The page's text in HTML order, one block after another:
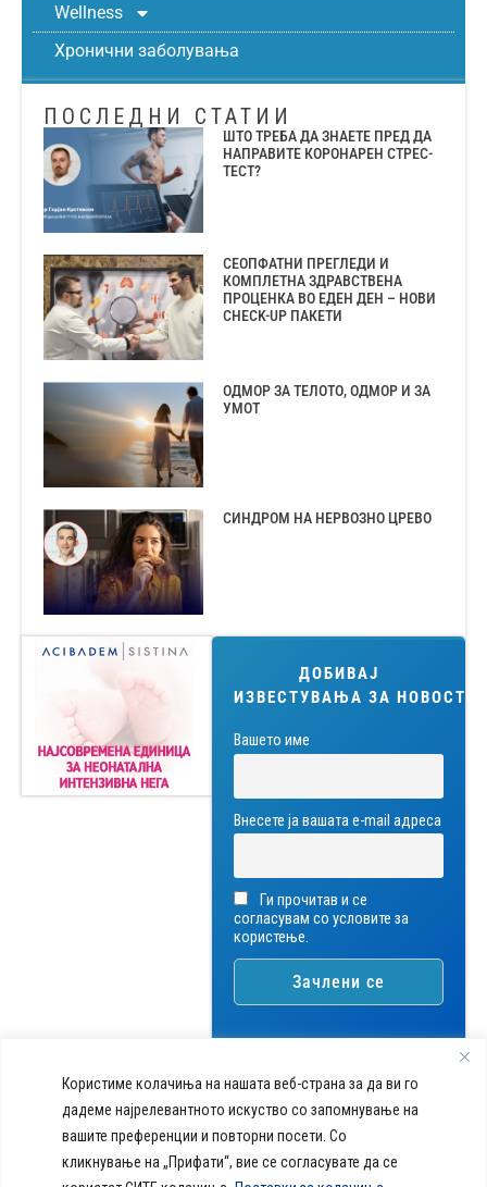
Користиме колачиња на нашата веб-страна за да ви го
дадеме најрелевантното искуство со запомнување на
вашите преференции и повторни посети. Со
кликнување на „Прифати“, вие се согласувате да се
Wellness
Хронични заболувања
ПОСЛЕДНИ СТАТИИ
ШТО ТРЕБА ДА ЗНАЕТЕ ПРЕД ДА
НАПРАВИТЕ КОРОНАРЕН СТРЕС-
ТЕСТ?
СЕОПФАТНИ ПРЕГЛЕДИ И
КОМПЛЕТНА ЗДРАВСТВЕНА
ПРОЦЕНКА ВО ЕДЕН ДЕН – НОВИ
CHECK-UP ПАКЕТИ
ОДМОР ЗА ТЕЛОТО, ОДМОР И ЗА
УМОТ
СИНДРОМ НА НЕРВОЗНО ЦРЕВО
ДОБИВАЈ
ИЗВЕСТУВАЊА ЗА НОВОСТИ!
Вашето име
Внесете ја вашата е-mail адреса
Ги прочитав и се
согласувам со условите за
користење.
callcenter@acibademsistina.mk
+ 389 2 30 99 500